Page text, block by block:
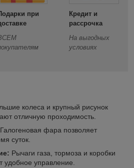
при
Кредит и
рассрочка
На выгодных
условиях
колеса и крупный рисунок
отличную проходимость.
Галогеновая фара позволяет
суток.
Рычаги газа, тормоза и коробки
удобное управление.